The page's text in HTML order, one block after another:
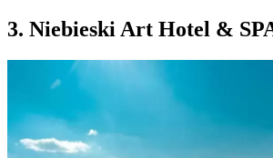
3. Niebieski Art Hotel &